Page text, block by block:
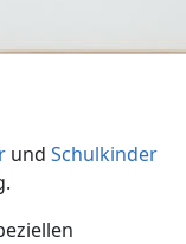
und Schulkinder